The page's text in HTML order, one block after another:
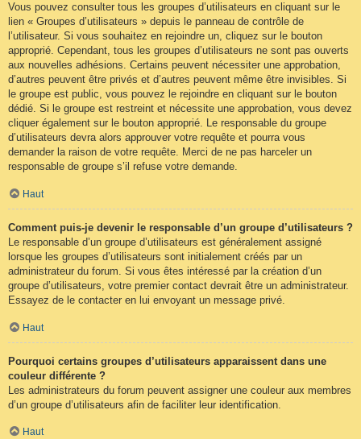
Vous pouvez consulter tous les groupes d’utilisateurs en cliquant sur le
lien « Groupes d’utilisateurs » depuis le panneau de contrôle de
l’utilisateur. Si vous souhaitez en rejoindre un, cliquez sur le bouton
approprié. Cependant, tous les groupes d’utilisateurs ne sont pas ouverts
aux nouvelles adhésions. Certains peuvent nécessiter une approbation,
d’autres peuvent être privés et d’autres peuvent même être invisibles. Si
le groupe est public, vous pouvez le rejoindre en cliquant sur le bouton
dédié. Si le groupe est restreint et nécessite une approbation, vous devez
cliquer également sur le bouton approprié. Le responsable du groupe
d’utilisateurs devra alors approuver votre requête et pourra vous
demander la raison de votre requête. Merci de ne pas harceler un
responsable de groupe s’il refuse votre demande.
Haut
Comment puis-je devenir le responsable d’un groupe d’utilisateurs ?
Le responsable d’un groupe d’utilisateurs est généralement assigné
lorsque les groupes d’utilisateurs sont initialement créés par un
administrateur du forum. Si vous êtes intéressé par la création d’un
groupe d’utilisateurs, votre premier contact devrait être un administrateur.
Essayez de le contacter en lui envoyant un message privé.
Haut
Pourquoi certains groupes d’utilisateurs apparaissent dans une
couleur différente ?
Les administrateurs du forum peuvent assigner une couleur aux membres
d’un groupe d’utilisateurs afin de faciliter leur identification.
Haut